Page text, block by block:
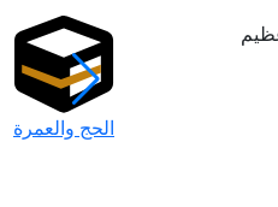
الحج والعمرة